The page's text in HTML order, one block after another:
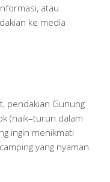
atau
ke media
pendakian Gunung
(naik–turun dalam
ingin menikmati
yang nyaman.